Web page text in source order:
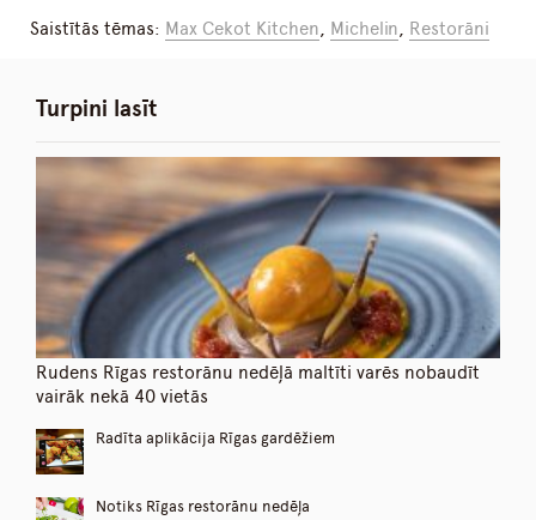
Saistītās tēmas: Max Cekot Kitchen, Michelin, Restorāni
Turpini lasīt
Rudens Rīgas restorānu nedēļā maltīti varēs nobaudīt
vairāk nekā 40 vietās
Radīta aplikācija Rīgas gardēžiem
Notiks Rīgas restorānu nedēļa